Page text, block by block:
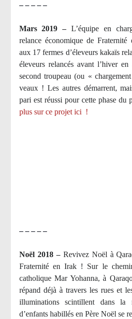
– – – – –
Mars 2019 –L’équipe en
relance économique de
aux 17 fermes d’éleveurs kakaïs
éleveurs relancés avant l’hiver
second troupeau (ou «
veaux ! Les autres démarrent,
pari est réussi pour cette phase du
plus sur ce projet ici !
– – – – –
Noël 2018 – Revivez Noël à
Fraternité en Irak ! Sur le
catholique Mar Yohanna, à
répand déjà à travers les rues et
illuminations scintillent dans la
d’enfants habillés en Père Noël se